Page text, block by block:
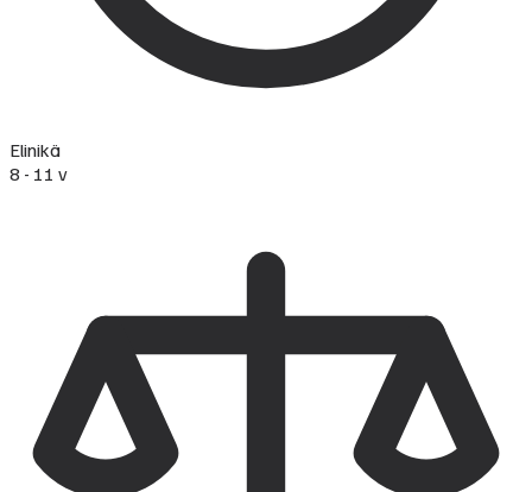
Elinikä
8 - 11 v